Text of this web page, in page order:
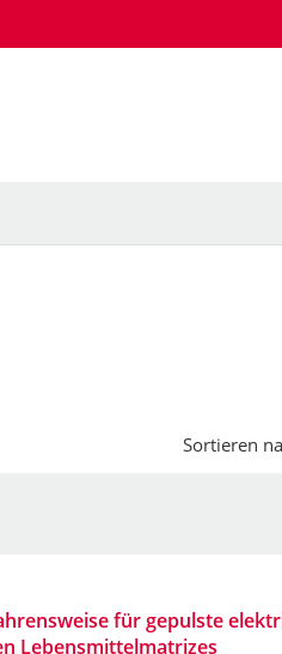
Sortieren
für gepulste
Lebensmittelmatrizes